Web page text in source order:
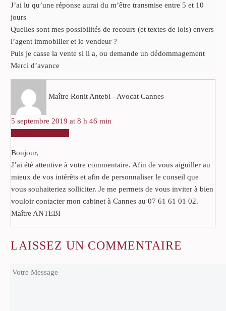
J’ai lu qu’une réponse aurai du m’être transmise entre 5 et 10
jours
Quelles sont mes possibilités de recours (et textes de lois) envers
l’agent immobilier et le vendeur ?
Puis je casse la vente si il a, ou demande un dédommagement
Merci d’avance
Maître Ronit Antebi - Avocat Cannes
5 septembre 2019 at 8 h 46 min
Bonjour,
J’ai été attentive à votre commentaire. Afin de vous aiguiller au
mieux de vos intérêts et afin de personnaliser le conseil que
vous souhaiteriez solliciter. Je me permets de vous inviter à bien
vouloir contacter mon cabinet à Cannes au 07 61 61 01 02.
Maître ANTEBI
LAISSEZ UN COMMENTAIRE